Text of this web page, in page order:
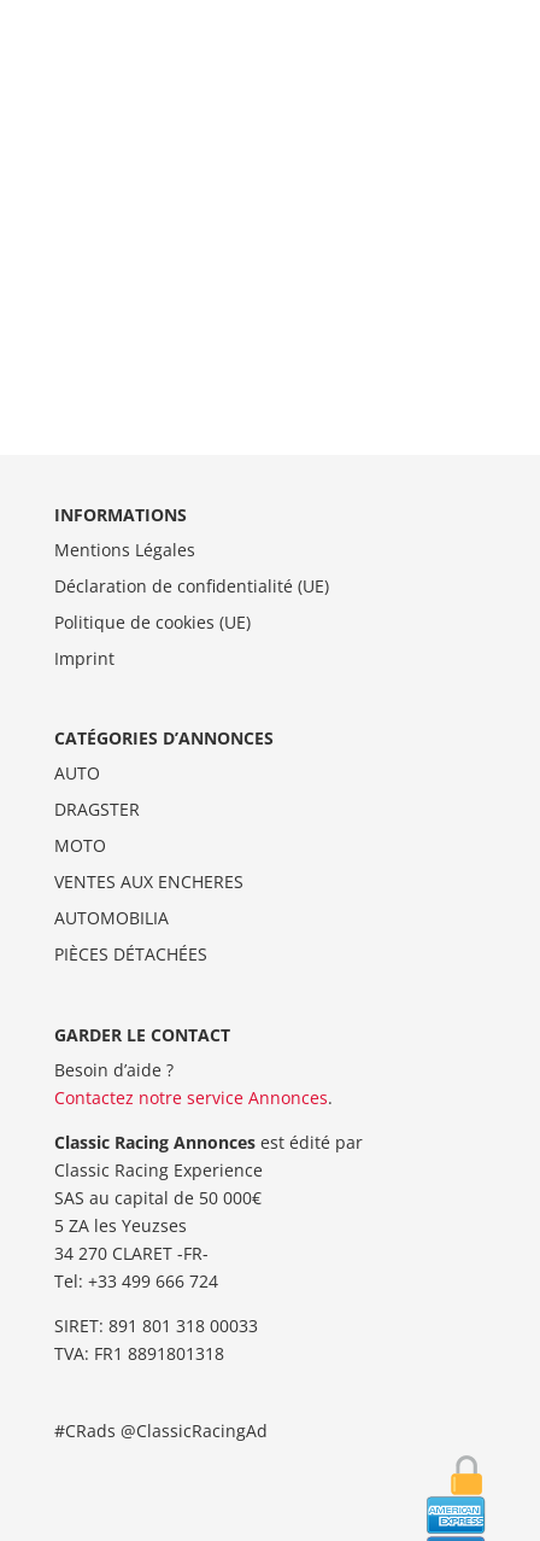
INFORMATIONS
Mentions Légales
Déclaration de confidentialité (UE)
Politique de cookies (UE)
Imprint
CATÉGORIES D’ANNONCES
AUTO
DRAGSTER
MOTO
VENTES AUX ENCHERES
AUTOMOBILIA
PIÈCES DÉTACHÉES
GARDER LE CONTACT
Besoin d’aide ?
Contactez notre service Annonces.
Classic Racing Annoncesest édité par
Classic Racing Experience
SAS au capital de 50 000€
5 ZA les Yeuzses
34 270 CLARET -FR-
Tel: ‭+33 499 666 724‬
SIRET: 891 801 318 00033
TVA: FR1 8891801318
#CRads @ClassicRacingAd